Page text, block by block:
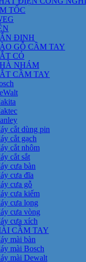
TỐC
ĐINH
GỖ CẦM TAY
CỎ
NHÁM
CẦM TAY
cắt dùng pin
cắt gạch
cắt nhôm
cắt sắt
cưa bàn
cưa đĩa
cưa gỗ
cưa kiếm
cưa lọng
cưa vòng
cưa xích
CẦM TAY
mài bàn
mài Bosch
mài Dewalt